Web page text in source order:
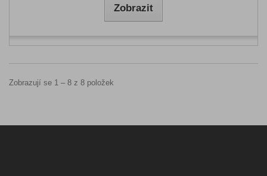
Zobrazit
Zobrazují se 1 – 8 z 8 položek